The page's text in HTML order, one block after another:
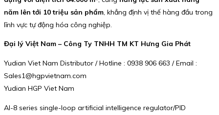
năm lên tới 10 triệu sản phẩm , khẳng định vị thế hàng đầu trong
lĩnh vực tự động hóa công nghiệp.
Đại lý Việt Nam – Công Ty TNHH TM KT Hưng Gia Phát
Yudian Viet Nam Distributor / Hotline : 0938 906 663 / Email :
Sales1@hgpvietnam.com
Yudian HGP Viet Nam
AI-8 series single-loop artificial intelligence regulator/PID